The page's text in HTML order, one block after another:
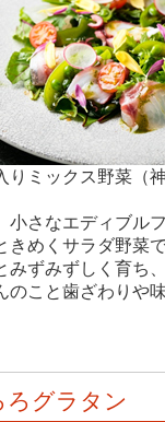
りミックス野菜（
小さなエディブル
きめくサラダ野菜
みずみずしく育ち
のこと歯ざわりや
グラタン